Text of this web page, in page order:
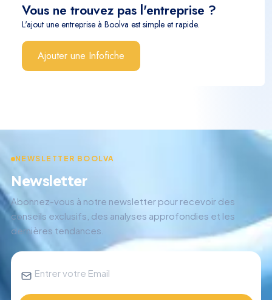
Vous ne trouvez pas l'entreprise ?
L'ajout une entreprise à Boolva est simple et rapide.
Ajouter une Infofiche
NEWSLETTER BOOLVA
Newsletter
Abonnez-vous à notre newsletter pour recevoir des
conseils exclusifs, des analyses approfondies et les
dernières tendances.